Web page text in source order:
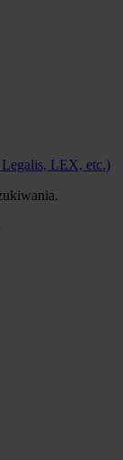
LEX, etc.)